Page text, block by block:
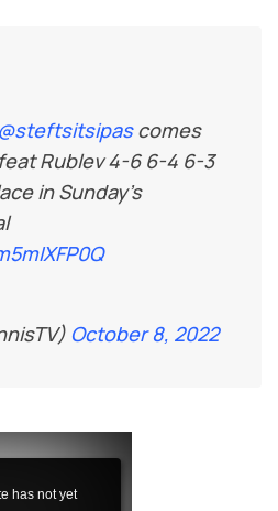
comes
Rublev 4-6 6-4 6-3
in Sunday’s
October 8, 2022